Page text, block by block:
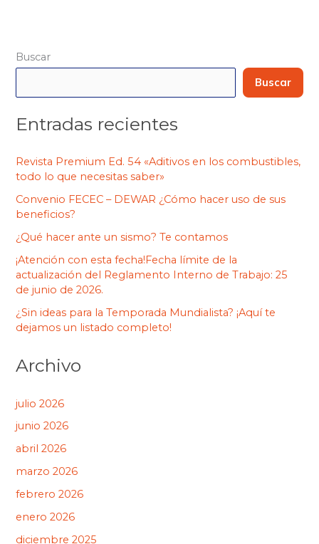
Buscar
Buscar
Entradas recientes
Revista Premium Ed. 54 «Aditivos en los combustibles,
todo lo que necesitas saber»
Convenio FECEC – DEWAR ¿Cómo hacer uso de sus
beneficios?
¿Qué hacer ante un sismo? Te contamos
¡Atención con esta fecha!Fecha límite de la
actualización del Reglamento Interno de Trabajo: 25
de junio de 2026.
¿Sin ideas para la Temporada Mundialista? ¡Aquí te
dejamos un listado completo!
Archivo
julio 2026
junio 2026
abril 2026
marzo 2026
febrero 2026
enero 2026
diciembre 2025